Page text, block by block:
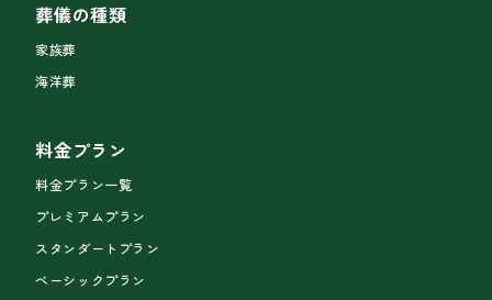
葬儀の種類
家族葬
海洋葬
料金プラン
料金プラン一覧
プレミアムプラン
スタンダートプラン
ベーシックプラン